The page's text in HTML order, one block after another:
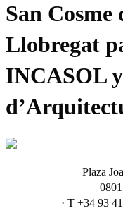
San
Llobregat
INCASOL
Plaza
· T +34 93